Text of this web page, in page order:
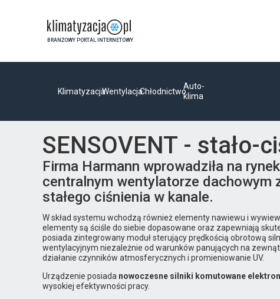
BRANŻOWY PORTAL INTERNETOWY
KlimatyzacjaWentylacjaChłodnictwo
Auto-
klima
SENSOVENT -
Firma Harmann wprowadziła na
centralnym wentylatorze dachowym
stałego ciśnienia w kanale.
W skład systemu wchodzą również elementy nawiewu i
elementy są ściśle do siebie dopasowane oraz zapewniają
posiada zintegrowany moduł sterujący prędkością obrotową
wentylacyjnym niezależnie od warunków panujących na
działanie czynników atmosferycznych i promieniowanie UV.
Urządzenie posiada nowoczesne silniki komutowane
wysokiej efektywności pracy.